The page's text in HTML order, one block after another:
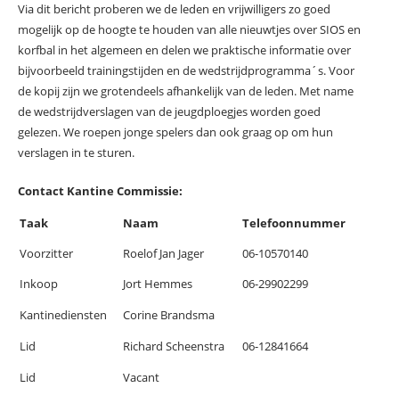
Via dit bericht proberen we de leden en vrijwilligers zo goed
mogelijk op de hoogte te houden van alle nieuwtjes over SIOS en
korfbal in het algemeen en delen we praktische informatie over
bijvoorbeeld trainingstijden en de wedstrijdprogramma´s. Voor
de kopij zijn we grotendeels afhankelijk van de leden. Met name
de wedstrijdverslagen van de jeugdploegjes worden goed
gelezen. We roepen jonge spelers dan ook graag op om hun
verslagen in te sturen.
Contact Kantine Commissie:
Taak
Naam
Telefoonnummer
Voorzitter
Roelof Jan Jager
06-10570140
Inkoop
Jort Hemmes
06-29902299
Kantinediensten
Corine Brandsma
Lid
Richard Scheenstra
06-12841664
Lid
Vacant